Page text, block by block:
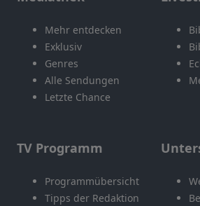
Mehr entdecken
Exklusiv
Genres
Alle Sendungen
Letzte Chance
TV Programm
Programmübersicht
Tipps der Redaktion